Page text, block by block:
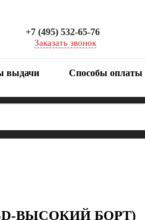
+7 (495) 532-65-76
Заказать звонок
выдачи Способы оплаты
ВЫСОКИЙ БОРТ)